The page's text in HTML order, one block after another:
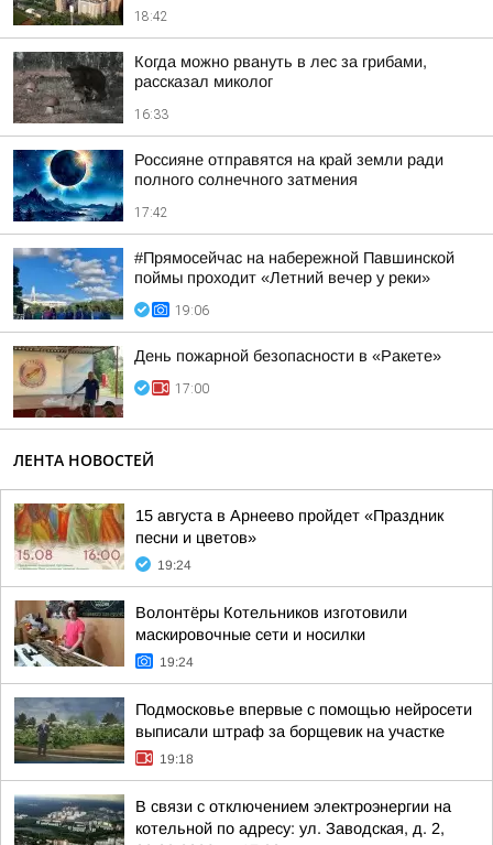
18:42
Когда можно рвануть в лес за грибами,
рассказал миколог
16:33
Россияне отправятся на край земли ради
полного солнечного затмения
17:42
#Прямосейчас на набережной Павшинской
поймы проходит «Летний вечер у реки»
19:06
День пожарной безопасности в «Ракете»
17:00
ЛЕНТА НОВОСТЕЙ
15 августа в Арнеево пройдет «Праздник
песни и цветов»
19:24
Волонтёры Котельников изготовили
маскировочные сети и носилки
19:24
Подмосковье впервые с помощью нейросети
выписали штраф за борщевик на участке
19:18
В связи с отключением электроэнергии на
котельной по адресу: ул. Заводская, д. 2,